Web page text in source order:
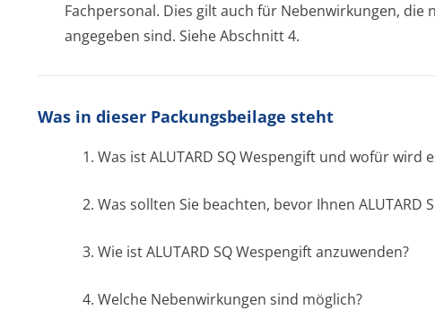
Fachpersonal. Dies gilt auch für Nebenwirkungen, die
angegeben sind. Siehe Abschnitt 4.
Was in dieser Packungsbeilage steht
1. Was ist ALUTARD SQ Wespengift und wofür wird
2. Was sollten Sie beachten, bevor Ihnen ALUTARD
3. Wie ist ALUTARD SQ Wespengift anzuwenden?
4. Welche Nebenwirkungen sind möglich?